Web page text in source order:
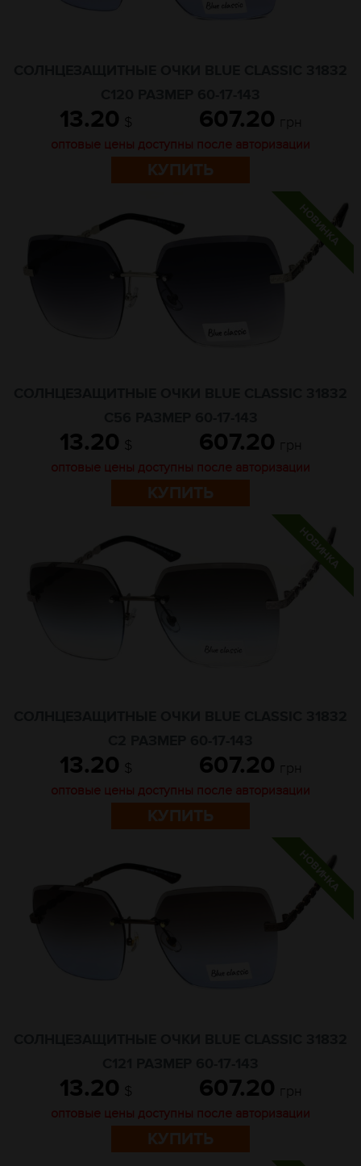
13.20 $ 607.20 грн
оптовые цены доступны после авторизации
КУПИТЬ
13.20 $ 607.20 грн
оптовые цены доступны после авторизации
КУПИТЬ
13.20 $ 607.20 грн
оптовые цены доступны после авторизации
КУПИТЬ
13.20 $ 607.20 грн
оптовые цены доступны после авторизации
КУПИТЬ